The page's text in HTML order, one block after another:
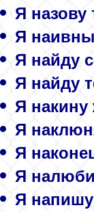
Я назову
Я
Я найду
Я найду
Я
Я
Я
Я
Я